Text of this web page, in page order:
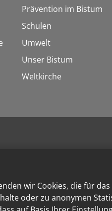
wir Cookies, die für
oder zu anonymen
Prävention im Bistum
Schulen
Umwelt
Unser Bistum
Weltkirche